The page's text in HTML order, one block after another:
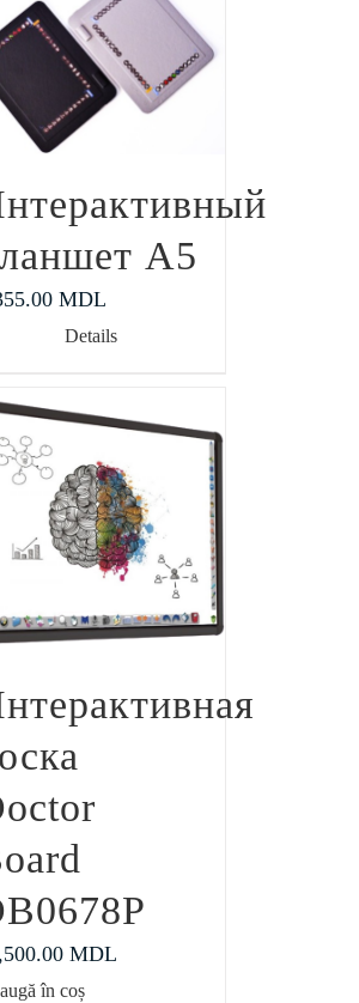
А5
MDL
Details
MDL
în coș